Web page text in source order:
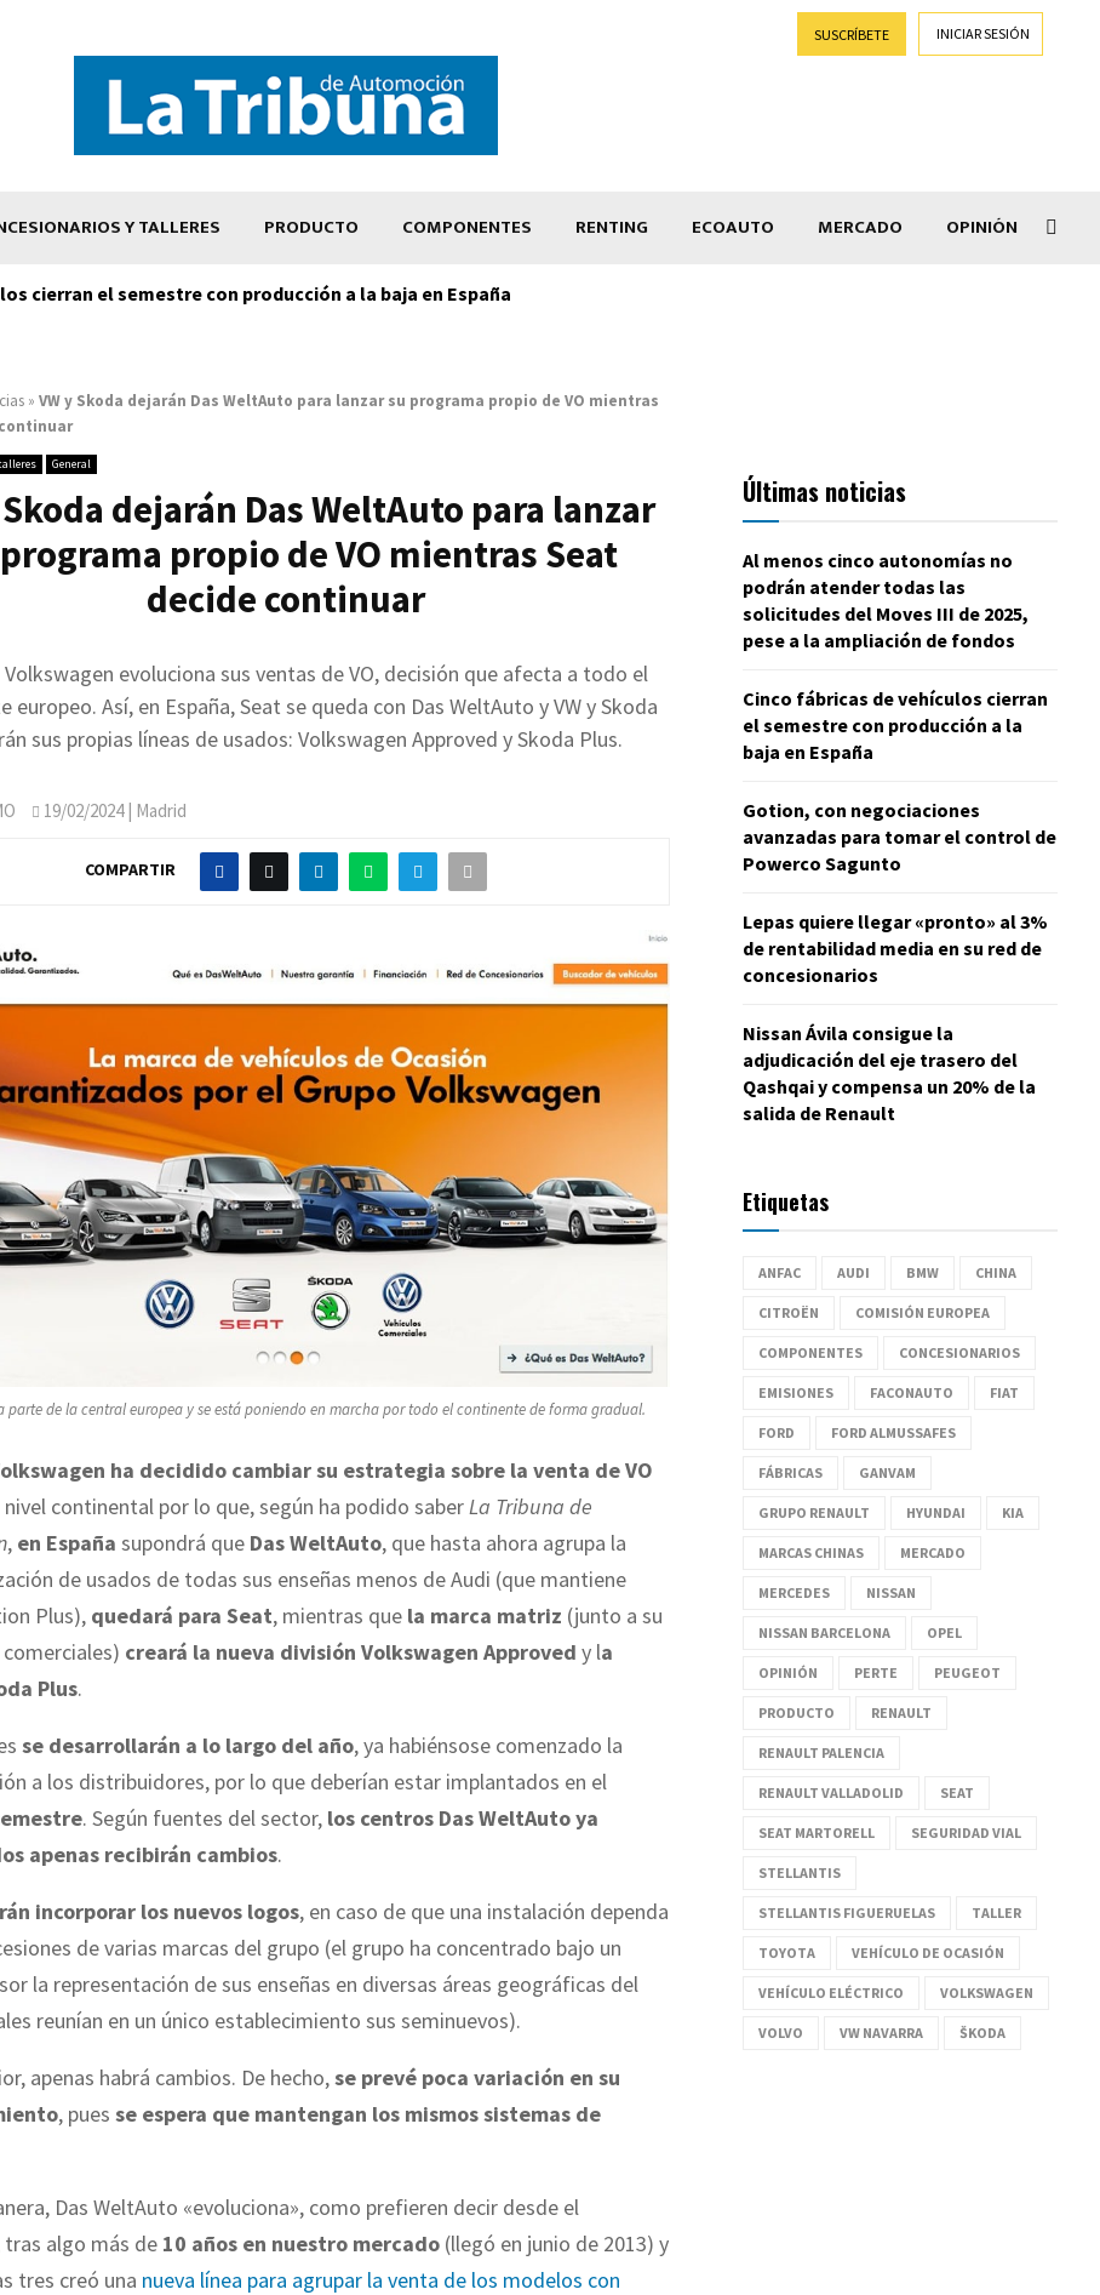
SUSCRÍBETE INICIAR SESIÓN
Y TALLERES PRODUCTO COMPONENTES RENTING ECOAUTO MERCADO OPINIÓN
cierran el semestre con producción a la baja en España
» VW y Skoda dejarán Das WeltAuto para lanzar su programa propio de VO mientras
General
Skoda dejarán Das WeltAuto para lanzar
propio de VO mientras Seat
decide continuar
Volkswagen evoluciona sus ventas de VO, decisión que afecta a todo el
europeo. Así, en España, Seat se queda con Das WeltAuto y VW y Skoda
sus propias líneas de usados: Volkswagen Approved y Skoda Plus.
19/02/2024| Madrid
COMPARTIR
parte de la central europea y se está poniendo en marcha por todo el continente de forma gradual.
ha decidido cambiar su estrategia sobre la venta de VO
nivel continental por lo que, según ha podido saberLa Tribuna de
, en España supondrá que Das WeltAuto, que hasta ahora agrupa la
de usados de todas sus enseñas menos de Audi (que mantiene
Plus), quedará para Seat, mientras que la marca matriz (junto a su
creará la nueva división Volkswagen Approved y la
Plus.
se desarrollarán a lo largo del año, ya habiénsose comenzado la
a los distribuidores, por lo que deberían estar implantados en el
. Según fuentes del sector, los centros Das WeltAuto ya
apenas recibirán cambios.
incorporar los nuevos logos, en caso de que una instalación dependa
de varias marcas del grupo (el grupo ha concentrado bajo un
la representación de sus enseñas en diversas áreas geográficas del
reunían en un único establecimiento sus seminuevos).
apenas habrá cambios. De hecho,se prevé poca variación en su
, pues se espera que mantengan los mismos sistemas de
Das WeltAuto «evoluciona», como prefieren decir desde el
algo más de 10 años en nuestro mercado (llegó en junio de 2013) y
tres creó una nueva línea para agrupar la venta de los modelos con
Últimas noticias
Al menos cinco autonomías no
podrán atender todas las
solicitudes del Moves III de 2025,
pese a la ampliación de fondos
Cinco fábricas de vehículos cierran
el semestre con producción a la
baja en España
Gotion, con negociaciones
avanzadas para tomar el control de
Powerco Sagunto
Lepas quiere llegar «pronto» al 3%
de rentabilidad media en su red de
concesionarios
Nissan Ávila consigue la
adjudicación del eje trasero del
Qashqai y compensa un 20% de la
salida de Renault
Etiquetas
ANFAC AUDI BMW CHINA
CITROËN COMISIÓN EUROPEA
COMPONENTES CONCESIONARIOS
EMISIONES FACONAUTO FIAT
FORD FORD ALMUSSAFES
FÁBRICAS GANVAM
GRUPO RENAULT HYUNDAI KIA
MARCAS CHINAS MERCADO
MERCEDES NISSAN
NISSAN BARCELONA OPEL
OPINIÓN PERTE PEUGEOT
PRODUCTO RENAULT
RENAULT PALENCIA
RENAULT VALLADOLID SEAT
SEAT MARTORELL SEGURIDAD VIAL
STELLANTIS
STELLANTIS FIGUERUELAS TALLER
TOYOTA VEHÍCULO DE OCASIÓN
VEHÍCULO ELÉCTRICO VOLKSWAGEN
VOLVO VW NAVARRA ŠKODA